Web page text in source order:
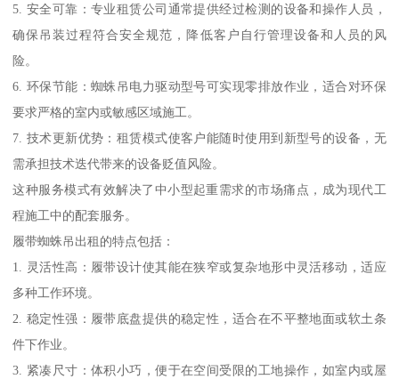
5. 安全可靠：专业租赁公司通常提供经过检测的设备和操作人员，
确保吊装过程符合安全规范，降低客户自行管理设备和人员的风
险。
6. 环保节能：蜘蛛吊电力驱动型号可实现零排放作业，适合对环保
要求严格的室内或敏感区域施工。
7. 技术更新优势：租赁模式使客户能随时使用到新型号的设备，无
需承担技术迭代带来的设备贬值风险。
这种服务模式有效解决了中小型起重需求的市场痛点，成为现代工
程施工中的配套服务。
履带蜘蛛吊出租的特点包括：
1. 灵活性高：履带设计使其能在狭窄或复杂地形中灵活移动，适应
多种工作环境。
2. 稳定性强：履带底盘提供的稳定性，适合在不平整地面或软土条
件下作业。
3. 紧凑尺寸：体积小巧，便于在空间受限的工地操作，如室内或屋